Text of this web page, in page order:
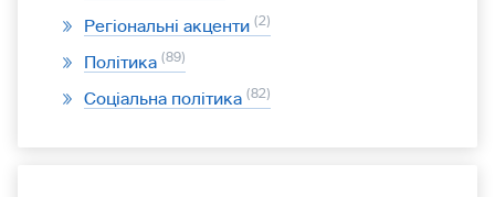
Регіональні акценти 2
Політика 89
Соціальна політика 82